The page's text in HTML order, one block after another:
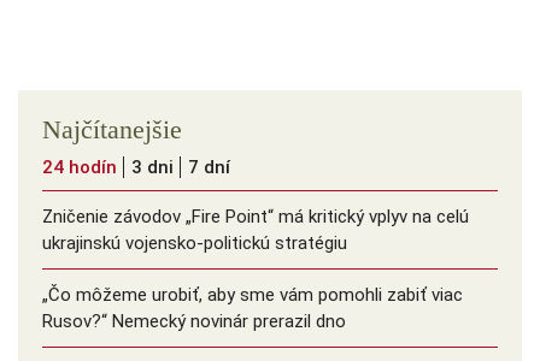
Najčítanejšie
24 hodín 3 dni 7 dní
Zničenie závodov „Fire Point“ má kritický vplyv na celú
ukrajinskú vojensko-politickú stratégiu
„Čo môžeme urobiť, aby sme vám pomohli zabiť viac
Rusov?“ Nemecký novinár prerazil dno